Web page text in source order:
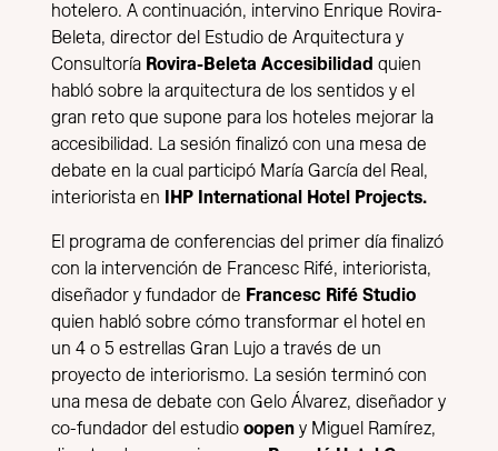
hotelero. A continuación, intervino Enrique Rovira-
Beleta, director del Estudio de Arquitectura y
Consultoría Rovira-Beleta Accesibilidad quien
habló sobre la arquitectura de los sentidos y el
gran reto que supone para los hoteles mejorar la
accesibilidad. La sesión finalizó con una mesa de
debate en la cual participó María García del Real,
interiorista en
IHP International Hotel Projects.
El programa de conferencias del primer día finalizó
con la intervención de Francesc Rifé, interiorista,
diseñador y fundador de Francesc Rifé Studio
quien habló sobre cómo transformar el hotel en
un 4 o 5 estrellas Gran Lujo a través de un
proyecto de interiorismo. La sesión terminó con
una mesa de debate con Gelo Álvarez, diseñador y
co-fundador del estudio oopen y Miguel Ramírez,